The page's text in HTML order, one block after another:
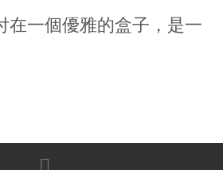
在一個優雅的盒子，是一